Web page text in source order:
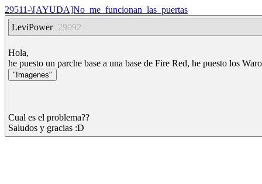
29511-\[AYUDA]No_me_funcionan_las_puertas
LeviPower 29092
Hola,
he puesto un parche base a una base de Fire Red, he puesto los
Cual es el problema??
Saludos y gracias :D